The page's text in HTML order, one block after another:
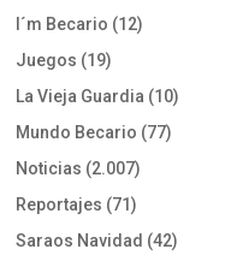
I´m Becario (12)
Juegos (19)
La Vieja Guardia (10)
Mundo Becario (77)
Noticias (2.007)
Reportajes (71)
Saraos Navidad (42)